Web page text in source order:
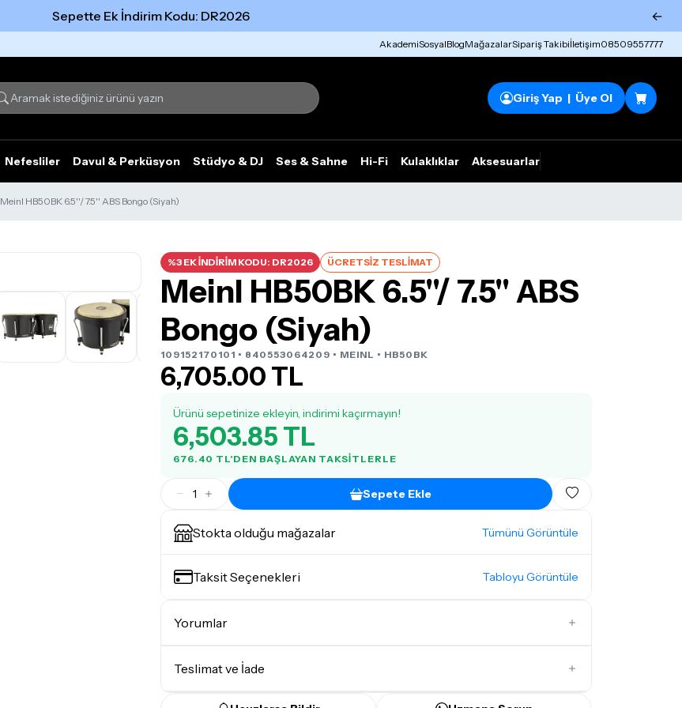
Sepette Ek İndirim Kodu: DR2026 ←
AkademiSosyalBlogMağazalarSipariş Takibiİletişim08509557777
Giriş Yap | Üye Ol
Nefesliler Davul & Perküsyon Stüdyo & DJ Ses & Sahne Hi-Fi Kulaklıklar Aksesuarlar
Meinl HB50BK 6.5''/ 7.5'' ABS Bongo (Siyah)
%3 EK İNDİRİM KODU: DR2026 ÜCRETSİZ TESLİMAT
Meinl HB50BK 6.5''/ 7.5'' ABS
Bongo (Siyah)
109152170101 • 840553064209 • MEINL • HB50BK
6,705.00 TL
Ürünü sepetinize ekleyin, indirimi kaçırmayın!
6,503.85 TL
676.40 TL'DEN BAŞLAYAN TAKSITLERLE
1 Sepete Ekle
Stokta olduğu mağazalar Tümünü Görüntüle
Taksit Seçenekleri Tabloyu Görüntüle
Yorumlar
Teslimat ve İade
Tümünü gör